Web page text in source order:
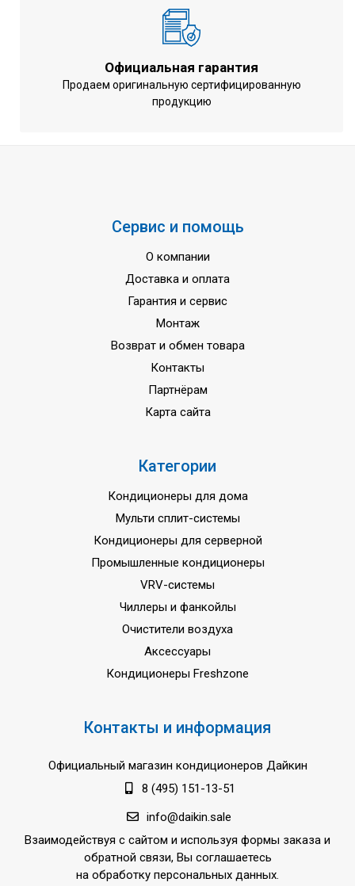
Напряжение питания
400 В
Официальная гарантия
Продаем оригинальную сертифицированную
продукцию
Сервис и помощь
О компании
Доставка и оплата
Гарантия и сервис
Монтаж
Возврат и обмен товара
Контакты
Партнёрам
Карта сайта
Категории
Кондиционеры для дома
Мульти сплит-системы
Кондиционеры для серверной
Промышленные кондиционеры
VRV-системы
Чиллеры и фанкойлы
Очистители воздуха
Аксессуары
Кондиционеры Freshzone
Контакты и информация
Официальный магазин кондиционеров Дайкин
8 (495) 151-13-51
info@daikin.sale
Взаимодействуя с сайтом и используя формы заказа и
обратной связи, Вы соглашаетесь
на обработку персональных данных.